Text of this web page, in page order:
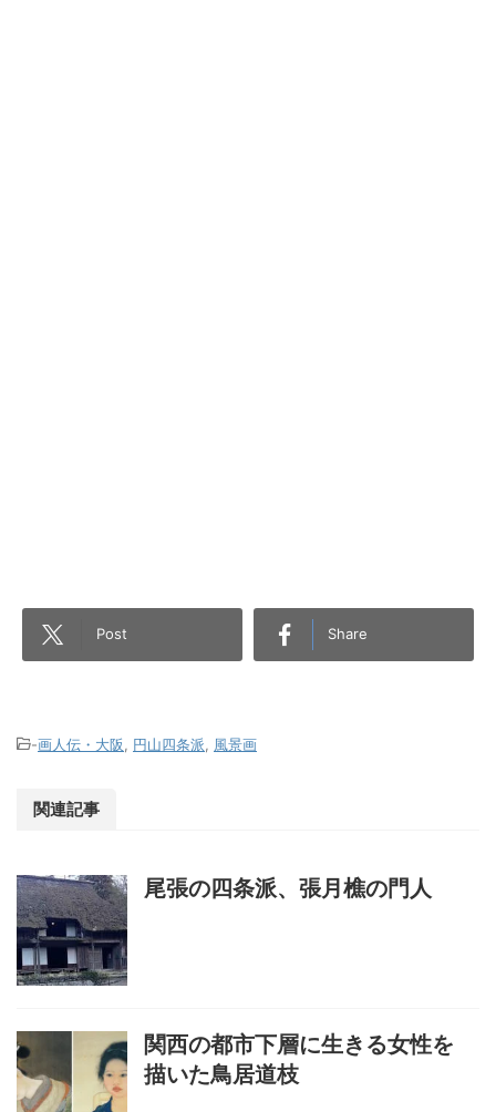
Post Share
-画人伝・大阪, 円山四条派, 風景画
関連記事
尾張の四条派、張月樵の門人
関西の都市下層に生きる女性を
描いた鳥居道枝